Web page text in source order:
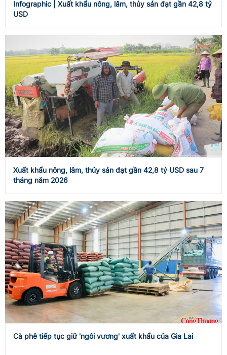
Infographic | Xuất khẩu nông, lâm, thủy sản đạt gần 42,8 tỷ
USD
Xuất khẩu nông, lâm, thủy sản đạt gần 42,8 tỷ USD sau 7
tháng năm 2026
Cà phê tiếp tục giữ 'ngôi vương' xuất khẩu của Gia Lai